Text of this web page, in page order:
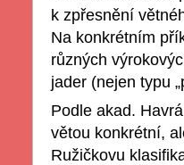
k zpřesnění
Na konkrétním
různých
jader (nejen typu
Podle akad.
větou konkrétní,
Ružičkovu